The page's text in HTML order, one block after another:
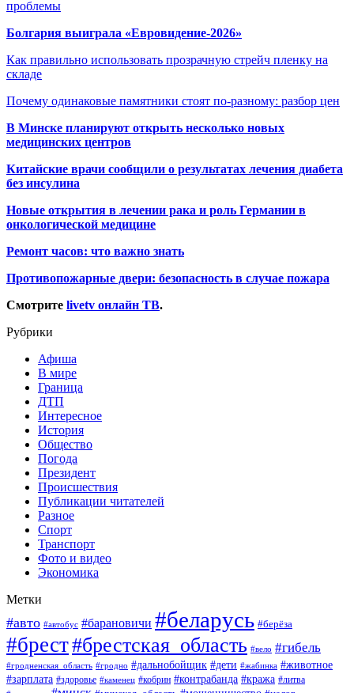
проблемы
Болгария выиграла «Евровидение-2026»
Как правильно использовать прозрачную стрейч пленку на
складе
Почему одинаковые памятники стоят по-разному: разбор цен
В Минске планируют открыть несколько новых
медицинских центров
Китайские врачи сообщили о результатах лечения диабета
без инсулина
Новые открытия в лечении рака и роль Германии в
онкологической медицине
Ремонт часов: что важно знать
Противопожарные двери: безопасность в случае пожара
Смотрите livetv онлайн ТВ.
Рубрики
Афиша
В мире
Граница
ДТП
Интересное
История
Общество
Погода
Президент
Происшествия
Публикации читателей
Разное
Спорт
Транспорт
Фото и видео
Экономика
Метки
#авто #автобус #барановичи #беларусь #берёза
#брест#брестская_область #вело #гибель
#гродненская_область #гродно #дальнобойщик #дети #жабинка #животное
#зарплата #здоровье #каменец #кобрин #контрабанда #кража #литва